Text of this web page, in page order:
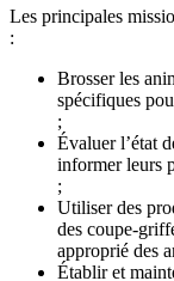
Les principales
:
Brosser les
spécifiques
;
Évaluer l’état
informer leurs
;
Utiliser des
des coupe-
approprié des
Établir et